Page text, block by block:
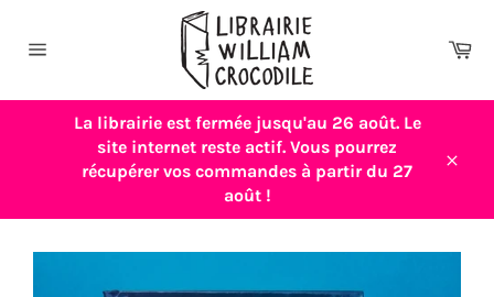
contenu
La librairie est fermée jusqu'au 26 août. Le
site internet reste actif. Vous pourrez
récupérer vos commandes à partir du 27
août !